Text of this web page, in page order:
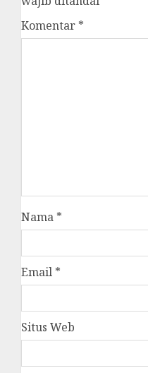
Komentar *
Nama *
Email *
Situs Web